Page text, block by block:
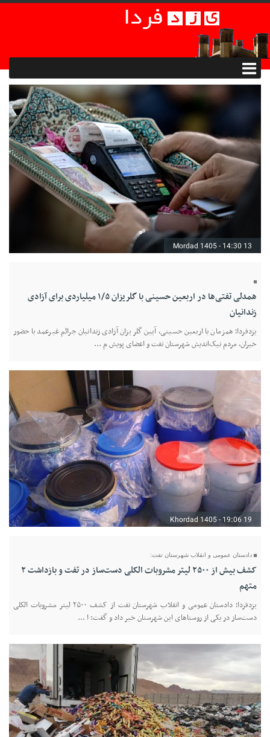
13 Mordad 1405 - 14:30
همدلی تفتی‌ها در اربعین حسینی با گلریزان ۱/۵ میلیاردی برای آزادی
زندانیان
یزدفردا؛ همزمان با اربعین حسینی، آیین گلریزان آزادی زندانیان جرائم غیرعمد با حضور
خیران، مردم نیک‌اندیش شهرستان تفت و اعضای پویش م ...
19 Khordad 1405 - 19:06
دادستان عمومی و انقلاب شهرستان تفت:
کشف بیش از ۲۵۰۰ لیتر مشروبات الکلی دست‌ساز در تفت و بازداشت ۲
متهم
یزدفردا؛ دادستان عمومی و انقلاب شهرستان تفت از کشف ۲۵۰۰ لیتر مشروبات الکلی
دست‌ساز در یکی از روستاهای این شهرستان خبر داد و گفت: ا ...